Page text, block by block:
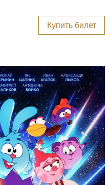
Купить билет